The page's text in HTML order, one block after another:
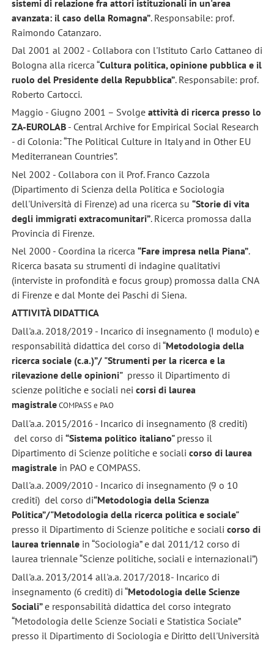
sistemi di relazione fra attori istituzionali in un'area
avanzata: il caso della Romagna”. Responsabile: prof.
Raimondo Catanzaro.
Dal 2001 al 2002 - Collabora con l'Istituto Carlo Cattaneo di
Bologna alla ricerca “Cultura politica, opinione pubblica e il
ruolo del Presidente della Repubblica”. Responsabile: prof.
Roberto Cartocci.
Maggio - Giugno 2001 – Svolge attività di ricerca presso lo
ZA-EUROLAB- Central Archive for Empirical Social Research
- di Colonia: “The Political Culture in Italy and in Other EU
Mediterranean Countries”.
Nel 2002 - Collabora con il Prof. Franco Cazzola
(Dipartimento di Scienza della Politica e Sociologia
dell'Università di Firenze) ad una ricerca su “Storie di vita
degli immigrati extracomunitari”. Ricerca promossa dalla
Provincia di Firenze.
Nel 2000 - Coordina la ricerca “Fare impresa nella Piana”.
Ricerca basata su strumenti di indagine qualitativi
(interviste in profondità e focus group) promossa dalla CNA
di Firenze e dal Monte dei Paschi di Siena.
ATTIVITÀ DIDATTICA
Dall'a.a. 2018/2019 - Incarico di insegnamento (I modulo) e
responsabilità didattica del corso di “Metodologia della
ricerca sociale (c.a.)”/ "Strumenti per la ricerca e la
rilevazione delle opinioni" presso il Dipartimento di
scienze politiche e sociali nei corsi di laurea
magistraleCOMPASS e PAO
Dall'a.a. 2015/2016 - Incarico di insegnamento (8 crediti)
del corso di “Sistema politico italiano" presso il
Dipartimento di Scienze politiche e sociali corso di laurea
magistrale in PAO e COMPASS.
Dall'a.a. 2009/2010 - Incarico di insegnamento (9 o 10
crediti) del corso di“Metodologia della Scienza
Politica”/"Metodologia della ricerca politica e sociale"
presso il Dipartimento di Scienze politiche e sociali corso di
laurea triennale in “Sociologia” e dal 2011/12 corso di
laurea triennale “Scienze politiche, sociali e internazionali”)
Dall'a.a. 2013/2014 all'a.a. 2017/2018- Incarico di
insegnamento (6 crediti) di “Metodologia delle Scienze
Sociali”e responsabilità didattica del corso integrato
“Metodologia delle Scienze Sociali e Statistica Sociale”
presso il Dipartimento di Sociologia e Diritto dell'Università